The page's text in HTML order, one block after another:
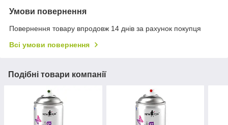
Умови повернення
Повернення товару впродовж 14 днів за рахунок покупця
Всі умови повернення
Подібні товари компанії